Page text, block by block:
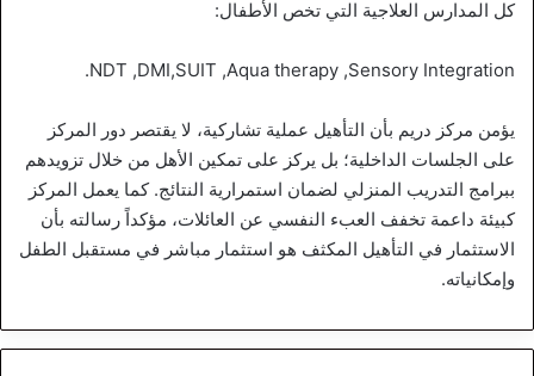
كل المدارس العلاجية التي تخص الأطفال:
NDT ,DMI,SUIT ,Aqua therapy ,Sensory Integration.
يؤمن مركز دريم بأن التأهيل عملية تشاركية، لا يقتصر دور المركز
على الجلسات الداخلية؛ بل يركز على تمكين الأهل من خلال تزويدهم
ببرامج التدريب المنزلي لضمان استمرارية النتائج. كما يعمل المركز
كبيئة داعمة تخفف العبء النفسي عن العائلات، مؤكداً رسالته بأن
الاستثمار في التأهيل المكثف هو استثمار مباشر في مستقبل الطفل
وإمكانياته.